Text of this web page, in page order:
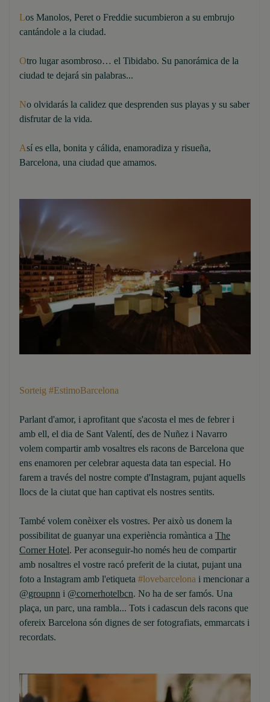
Los Manolos, Peret o Freddie sucumbieron a su embrujo
cantándole a la ciudad.
Otro lugar asombroso… el Tibidabo. Su panorámica de la
ciudad te dejará sin palabras...
No olvidarás la calidez que desprenden sus playas y su saber
disfrutar de la vida.
Así es ella, bonita y cálida, enamoradiza y risueña,
Barcelona, una ciudad que amamos.
Sorteig #EstimoBarcelona
Parlant d'amor, i aprofitant que s'acosta el mes de febrer i
amb ell, el dia de Sant Valentí, des de Nuñez i Navarro
volem compartir amb vosaltres els racons de Barcelona que
ens enamoren per celebrar aquesta data tan especial. Ho
farem a través del nostre compte d'Instagram, pujant aquells
llocs de la ciutat que han captivat els nostres sentits.
També volem conèixer els vostres. Per això us donem la
possibilitat de guanyar una experiència romàntica a The
Corner Hotel. Per aconseguir-ho només heu de compartir
amb nosaltres el vostre racó preferit de la ciutat, pujant una
foto a Instagram amb l'etiqueta #lovebarcelona i mencionar a
@groupnn i @cornerhotelbcn. No ha de ser famós. Una
plaça, un parc, una rambla... Tots i cadascun dels racons que
ofereix Barcelona són dignes de ser fotografiats, emmarcats i
recordats.